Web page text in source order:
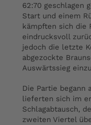
62:70 geschlagen
Start und einem
kämpften sich die
eindrucksvoll
jedoch die letzte
abgezockte
Auswärtssieg
Die Partie begann
lieferten sich im
Schlagabtausch,
zweiten Viertel